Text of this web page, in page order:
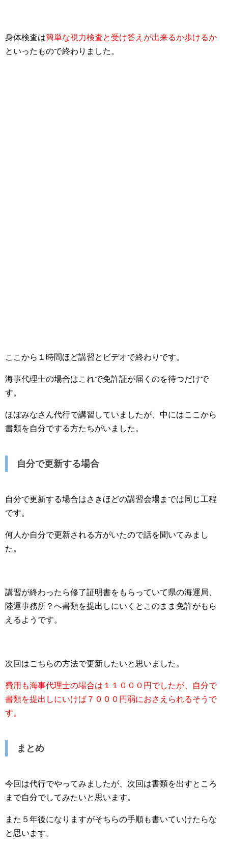
身体検査は簡単な視力検査と受け答えが出来るか歩けるか
といったもので終わりました。
ここから１時間ほど講習とビデオで終わりです。
海事代理士の場合はこれで免許証が届くのを待つだけで
す。
ほぼみなさん代行で講習していましたが、中にはここから
書類を自分でする方たちがいました。
自分で更新する場合
自分で更新する場合はさきほどの講習会場までは同じ工程
です。
何人か自分で更新される方がいたので話を聞いてみまし
た。
講習が終わったら修了証明書をもらっていて県の海運局、
陸運事務所？へ書類を提出しにいくとこのまま免許がもら
えるようです。
次回はこちらの方法で更新したいと思いました。
費用も海事代理士の場合は１１０００円でしたが、自分で
書類を提出しにいけば７０００円弱におさえられるそうで
す。
まとめ
今回は代行でやってみましたが、次回は書類を出すところ
まで自分でしてみたいと思います。
また５年後になりますがそちらの手順も書いていけたらな
と思います。